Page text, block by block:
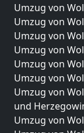
Umzug von
Umzug von
Umzug von
Umzug von
Umzug von
Umzug von
Umzug von
und
Umzug von